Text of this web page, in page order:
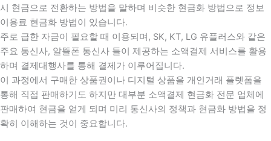
시 현금으로 전환하는 방법을 말하며 비슷한 현금화 방법으로 정보
이용료 현금화 방법이 있습니다.
주로 급한 자금이 필요할 때 이용되며, SK, KT, LG 유플러스와 같은
주요 통신사, 알뜰폰 통신사 들이 제공하는 소액결제 서비스를 활용
하며 결제대행사를 통해 결제가 이루어집니다.
이 과정에서 구매한 상품권이나 디지털 상품을 개인거래 플렛폼을
통해 직접 판매하기도 하지만 대부분 소액결제 현금화 전문 업체에
판매하여 현금을 얻게 되며 미리 통신사의 정책과 현금화 방법을 정
확히 이해하는 것이 중요합니다.